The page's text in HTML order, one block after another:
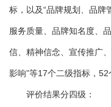
标，以及“品牌规划、品牌
服务质量、品牌知名度、
信、精神信念、宣传推广
影响”等17个二级指标，52
评价结果分四级：